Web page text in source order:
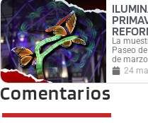
La
Paseo
de marzo
24
Comentarios